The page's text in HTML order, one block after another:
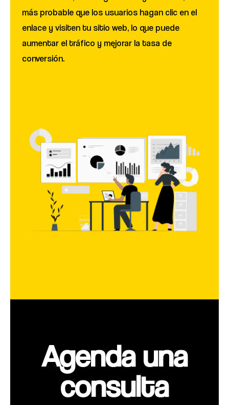
más probable que los usuarios hagan clic en el
enlace y visiten tu sitio web, lo que puede
aumentar el tráfico y mejorar la tasa de
conversión.
Agenda una
consulta​